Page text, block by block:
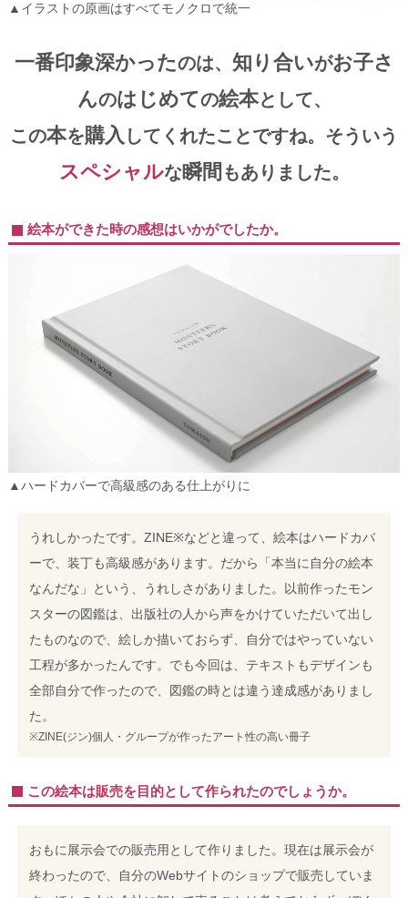
▲イラストの原画はすべてモノクロで統一
一番印象深かったのは、 知り合いがお子さ
んのはじめての絵本として、
この本を購入 してくれたことですね。そういう
スペシャルな瞬間 もありました。
絵本ができた時の感想はいかがでしたか。
▲ハードカバーで高級感のある仕上がりに
うれしかったです。ZINE※などと違って、絵本はハードカバ
ーで、装丁も高級感があります。だから「本当に自分の絵本
なんだな」という、うれしさがありました。以前作ったモン
スターの図鑑は、出版社の人から声をかけていただいて出し
たものなので、絵しか描いておらず、自分ではやっていない
工程が多かったんです。でも今回は、テキストもデザインも
全部自分で作ったので、図鑑の時とは違う達成感がありまし
た。
※ZINE(ジン)個人・グループが作ったアート性の高い冊子
この絵本は販売を目的として作られたのでしょうか。
おもに展示会での販売用として作りました。現在は展示会が
終わったので、自分のWebサイトのショップで販売していま